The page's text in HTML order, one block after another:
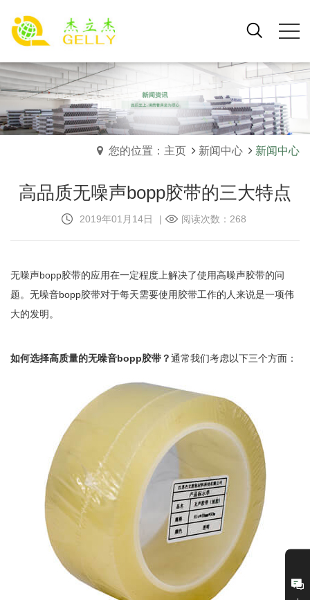
您的位置：主页 新闻中心 新闻中心
高品质无噪声bopp胶带的三大特点
2019年01月14日 | 阅读次数：268
无噪声bopp胶带的应用在一定程度上解决了使用高噪声胶带的问
题。无噪音bopp胶带对于每天需要使用胶带工作的人来说是一项伟
大的发明。
如何选择高质量的无噪音bopp胶带？通常我们考虑以下三个方面：